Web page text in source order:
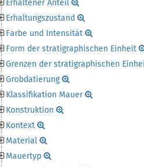
Erhaltener Anteil
Erhaltungszustand
Farbe und Intensität
Form der stratigraphischen Einheit
Grenzen der stratigraphischen
Grobdatierung
Klassifikation Mauer
Konstruktion
Kontext
Material
Mauertyp